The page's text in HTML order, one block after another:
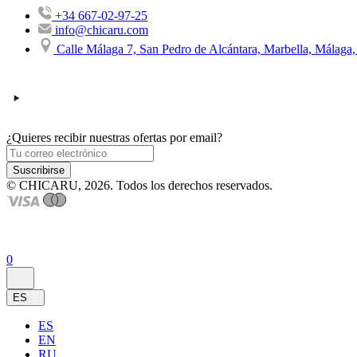
+34 667-02-97-25
info@chicaru.com
Calle Málaga 7, San Pedro de Alcántara, Marbella, Málaga,
¿Quieres recibir nuestras ofertas por email?
Suscribirse
© CHICARU, 2026. Todos los derechos reservados.
0
ES
ES
EN
RU